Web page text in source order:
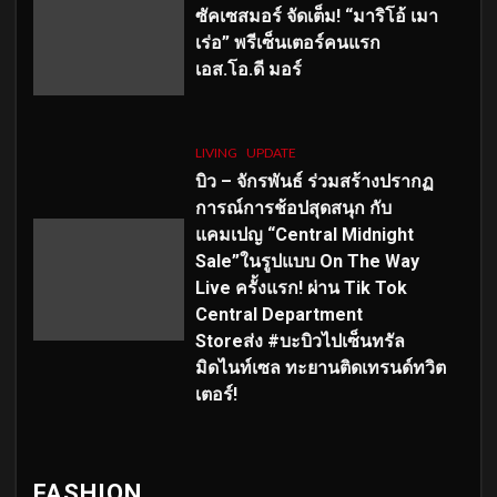
ซัคเซสมอร์ จัดเต็ม! “มาริโอ้ เมา
เร่อ” พรีเซ็นเตอร์คนแรก
เอส.โอ.ดี มอร์
LIVING UPDATE
บิว – จักรพันธ์ ร่วมสร้างปรากฏ
การณ์การช้อปสุดสนุก กับ
แคมเปญ “Central Midnight
Sale”ในรูปแบบ On The Way
Live ครั้งแรก! ผ่าน Tik Tok
Central Department
Storeส่ง #บะบิวไปเซ็นทรัล
มิดไนท์เซล ทะยานติดเทรนด์ทวิต
เตอร์!